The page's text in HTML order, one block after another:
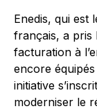
Enedis, qui est
français, a pris
facturation à
encore
initiative
moderniser le